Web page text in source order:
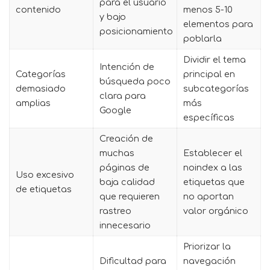
contenido
para el usuario
y bajo
posicionamiento
menos 5-10
elementos para
poblarla
Categorías
demasiado
amplias
Intención de
búsqueda poco
clara para
Google
Dividir el tema
principal en
subcategorías
más
específicas
Uso excesivo
de etiquetas
Creación de
muchas
páginas de
baja calidad
que requieren
rastreo
innecesario
Establecer el
noindex a las
etiquetas que
no aportan
valor orgánico
Dificultad para
Priorizar la
navegación